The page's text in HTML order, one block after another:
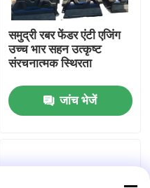
समुद्री रबर फेंडर एंटी एजिंग
उच्च भार सहन उत्कृष्ट
संरचनात्मक स्थिरता
जांच भेजें